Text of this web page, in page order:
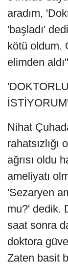
aradım,
'başladı'
kötü oldum.
elimden
İSTİYORUM'
Nihat
rahatsızlığı
ağrısı oldu
ameliyatı
'Sezaryen
mu?' dedik.
saat sonra
doktora
Zaten basit